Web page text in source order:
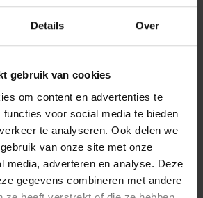
Details Over
gebruik van cookies
om content en advertenties te
functies voor social media te bieden
te analyseren. Ook delen we
van onze site met onze
media, adverteren en analyse. Deze
gegevens combineren met andere
worden gerekruteerd voor
vrouwen worden mishandeld.
misstanden niet alleen over het
ze zelfs mogelijk. Westerse
miljarden in Kagame’s regime met
inzake mensenrechten.
presenteren de
van Rwanda, maar
gevangenen.
prijzen de schone straten van